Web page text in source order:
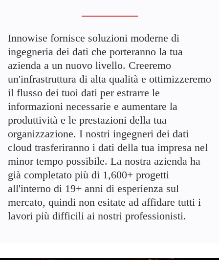
Innowise fornisce soluzioni moderne di
ingegneria dei dati che porteranno la tua
azienda a un nuovo livello. Creeremo
un'infrastruttura di alta qualità e ottimizzeremo
il flusso dei tuoi dati per estrarre le
informazioni necessarie e aumentare la
produttività e le prestazioni della tua
organizzazione. I nostri ingegneri dei dati
cloud trasferiranno i dati della tua impresa nel
minor tempo possibile. La nostra azienda ha
già completato più di 1,600+ progetti
all'interno di 19+ anni di esperienza sul
mercato, quindi non esitate ad affidare tutti i
lavori più difficili ai nostri professionisti.